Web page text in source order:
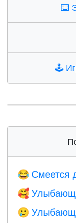
⌨️
🕹️
😂 Смеется
🥰
🥲